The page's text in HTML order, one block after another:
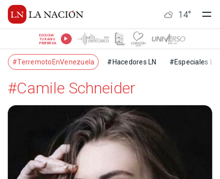
14°
ESCUCHÁ
TU RADIO
PREFERIDA
#TerremotoEnVenezuela #Hacedores LN #Especiales LN
#Camile Schneider